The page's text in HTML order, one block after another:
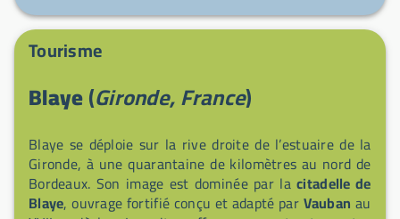
pharmacies, et une station-service est à courte
distance pour compléter vos préparatifs. Profitez des
marchés des Allées des Soupirs les mercredi et
comme le festival de théâtre et les Cinégourmands.
Tourisme
Blaye(Gironde, France)
Blaye se déploie sur la rive droite de l’estuaire de la
Gironde, à une quarantaine de kilomètres au nord de
Bordeaux. Son image est dominée par lacitadelle de
Blaye, ouvrage fortifié conçu et adapté parVauban au